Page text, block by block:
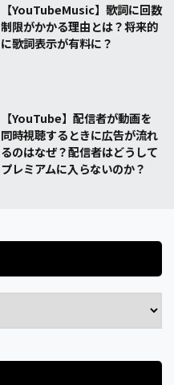
【YouTubeMusic】歌詞に回数
制限がかかる理由とは？将来的
に歌詞表示が有料に？
【YouTube】配信者が動画を
同時視聴するときに広告が流れ
るのはなぜ？配信者はどうして
プレミアムに入らないのか？